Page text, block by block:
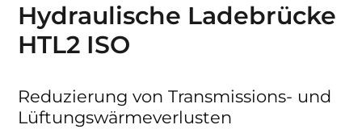
Hydraulische Ladebrücke
HTL2 ISO
Reduzierung von Transmissions- und
Lüftungswärmeverlusten